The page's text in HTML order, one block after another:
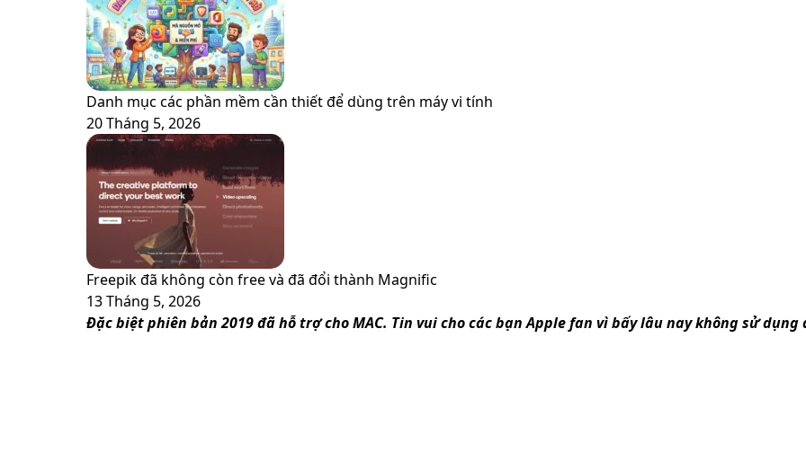
Danh mục các phần mềm cần thiết để dùng trên máy vi tính
20 Tháng 5, 2026
Freepik đã không còn free và đã đổi thành Magnific
13 Tháng 5, 2026
Đặc biệt phiên bản 2019 đã hỗ trợ cho MAC. Tin vui cho các bạn Apple fan vì bấy lâu nay không sử dụng